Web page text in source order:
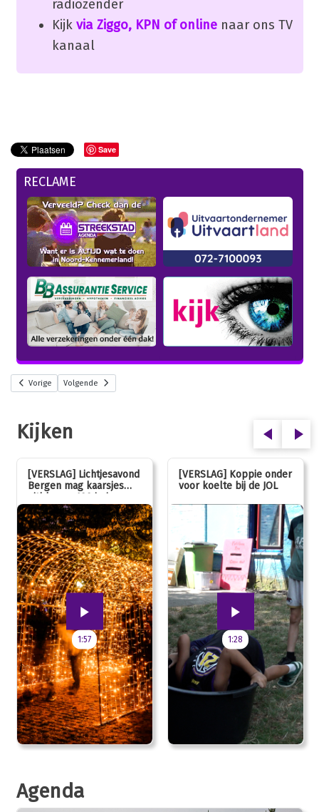
radiozender
Kijk via Ziggo, KPN of onlinenaar ons TV
kanaal
Save
RECLAME
Vorige Volgende
Kijken
[VERSLAG] Lichtjesavond
Bergen mag kaarsjes
uitblazen: 100 jarig
jubileum!
1:57
[VERSLAG] Koppie onder
voor koelte bij de JOL
1:28
Agenda